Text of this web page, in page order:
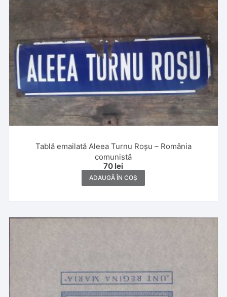
Tablă emailată Aleea Turnu Roșu – România
comunistă
70 lei
ADAUGĂ ÎN COȘ